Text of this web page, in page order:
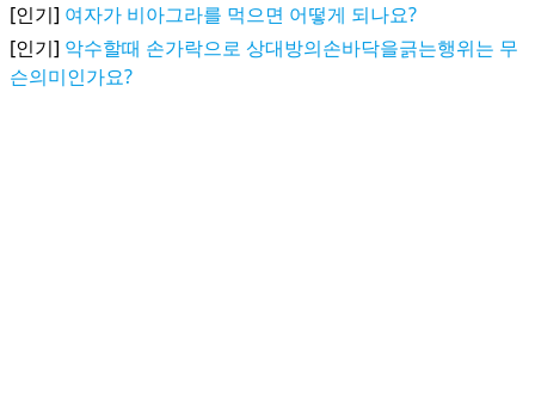
[인기] 여자가 비아그라를 먹으면 어떻게 되나요?
[인기] 악수할때 손가락으로 상대방의손바닥을긁는행위는 무
슨의미인가요?